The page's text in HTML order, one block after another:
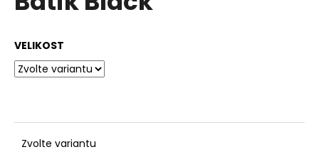
VELIKOST
Zvolte variantu
e
m
e